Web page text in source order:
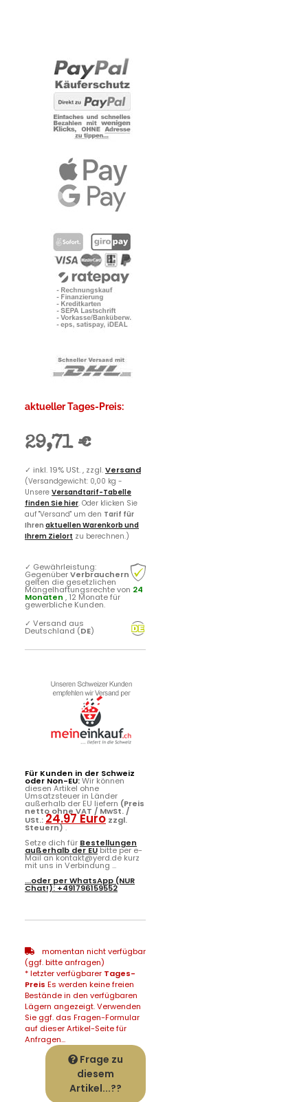
aktueller Tages-Preis:
29,71 €
✓ inkl. 19% USt. , zzgl.Versand
(Versandgewicht: 0,00 kg -
Unsere Versandtarif-Tabelle
finden Sie hier. Oder klicken Sie
auf "Versand" um den Tarif für
Ihren aktuellen Warenkorb und
Ihrem Zielort zu berechnen.)
✓ Gewährleistung:
GegenüberVerbrauchern
gelten die gesetzlichen
Mängelhaftungsrechte von 24
Monaten , 12 Monate für
gewerbliche Kunden.
✓ Versand aus
Deutschland (DE)
Für Kunden in der Schweiz
oder Non-EU:Wir können
diesen Artikel ohne
Umsatzsteuer in Länder
außerhalb der EU liefern (Preis
netto ohne VAT / MwSt. /
USt.:24.97 Euro zzgl.
Steuern).
Setze dich für Bestellungen
außerhalb der EUbitte per e-
Mail an kontakt@yerd.de kurz
mit uns in Verbindung ...
...oder perWhatsApp (NUR
Chat!):+491796159552
momentan nicht verfügbar
(ggf. bitte anfragen)
* letzter verfügbarer Tages-
Preis Es werden keine freien
Bestände in den verfügbaren
Lägern angezeigt. Verwenden
Sie ggf. das Fragen-Formular
auf dieser Artikel-Seite für
Anfragen...
Frage zu
diesem
Artikel...??